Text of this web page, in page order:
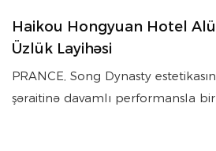
Haikou Hongyuan Hotel
Üzlük Layihəsi
PRANCE, Song Dynasty
şəraitinə davamlı performansla